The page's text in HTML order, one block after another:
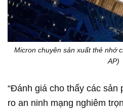
Micron chuyên sản xuất thẻ nhớ
AP)
“Đánh giá cho thấy các sản
ro an ninh mạng nghiêm